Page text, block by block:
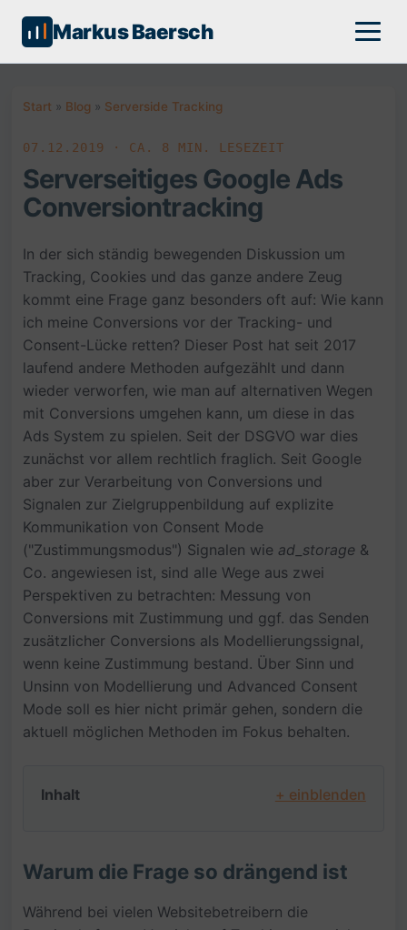
Markus Baersch
Start » Blog » Serverside Tracking
07.12.2019 · CA. 8 MIN. LESEZEIT
Serverseitiges Google Ads
Conversiontracking
In der sich ständig bewegenden Diskussion um
Tracking, Cookies und das ganze andere Zeug
kommt eine Frage ganz besonders oft auf: Wie kann
ich meine Conversions vor der Tracking- und
Consent-Lücke retten? Dieser Post hat seit 2017
laufend andere Methoden aufgezählt und dann
wieder verworfen, wie man auf alternativen Wegen
mit Conversions umgehen kann, um diese in das
Ads System zu spielen. Seit der DSGVO war dies
zunächst vor allem rechtlich fraglich. Seit Google
aber zur Verarbeitung von Conversions und
Signalen zur Zielgruppenbildung auf explizite
Kommunikation von Consent Mode
("Zustimmungsmodus") Signalen wie ad_storage &
Co. angewiesen ist, sind alle Wege aus zwei
Perspektiven zu betrachten: Messung von
Conversions mit Zustimmung und ggf. das Senden
zusätzlicher Conversions als Modellierungssignal,
wenn keine Zustimmung bestand. Über Sinn und
Unsinn von Modellierung und Advanced Consent
Mode soll es hier nicht primär gehen, sondern die
aktuell möglichen Methoden im Fokus behalten.
Inhalt + einblenden
Warum die Frage so drängend ist
Während bei vielen Websitebetreibern die